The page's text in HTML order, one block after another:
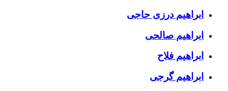
ابراهیم درزی حاجی
ابراهیم صالحی
ابراهیم فلاح
ابراهیم گرجی